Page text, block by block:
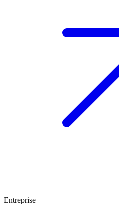
Entreprise